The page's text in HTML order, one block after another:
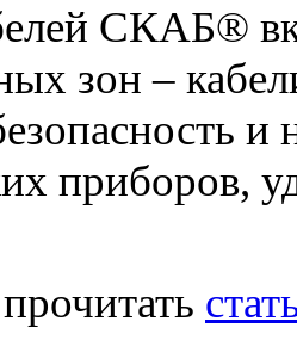
СКАБ®
зон –
и
приборов,